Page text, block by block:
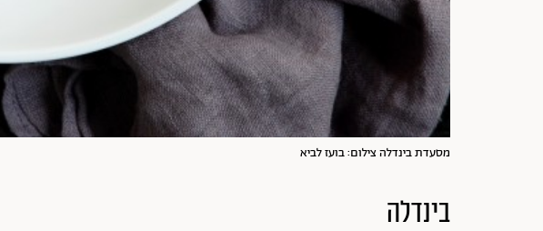
מסעדת בינדלה צילום: בועז לביא
בינדלה